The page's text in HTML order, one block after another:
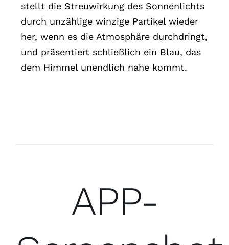
stellt die Streuwirkung des Sonnenlichts
durch unzählige winzige Partikel wieder
her, wenn es die Atmosphäre durchdringt,
und präsentiert schließlich ein Blau, das
dem Himmel unendlich nahe kommt.
APP-